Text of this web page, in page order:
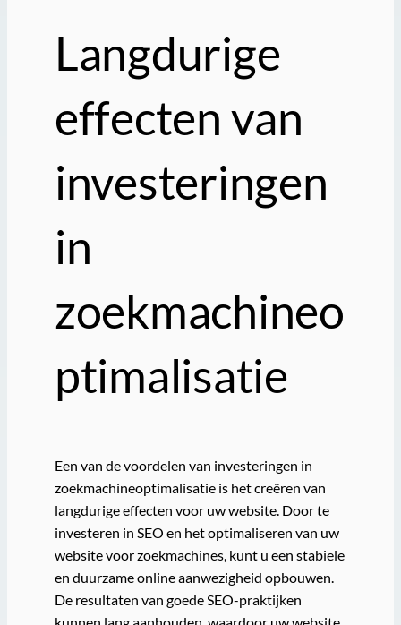
Langdurige
effecten van
investeringen
in
zoekmachineo
ptimalisatie
Een van de voordelen van investeringen in
zoekmachineoptimalisatie is het creëren van
langdurige effecten voor uw website. Door te
investeren in SEO en het optimaliseren van uw
website voor zoekmachines, kunt u een stabiele
en duurzame online aanwezigheid opbouwen.
De resultaten van goede SEO-praktijken